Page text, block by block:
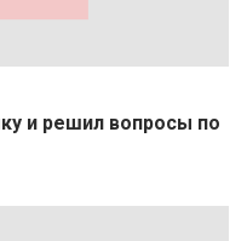
и решил вопросы по